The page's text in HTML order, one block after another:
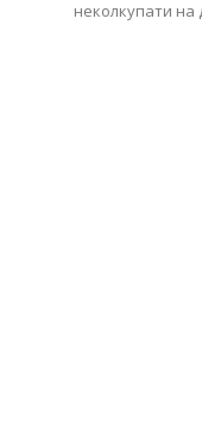
неколкупати на